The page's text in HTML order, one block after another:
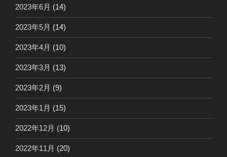
2023年6月 (14)
2023年5月 (14)
2023年4月 (10)
2023年3月 (13)
2023年2月 (9)
2023年1月 (15)
2022年12月 (10)
2022年11月 (20)